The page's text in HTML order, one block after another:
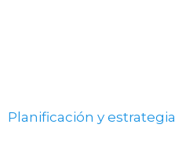
Planificación y estrategia